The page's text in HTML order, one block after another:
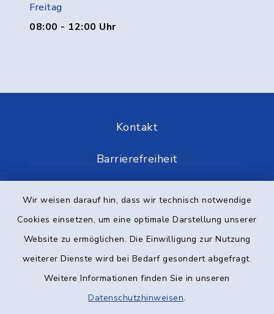
Wir weisen darauf hin, dass wir technisch notwendige
Cookies einsetzen, um eine optimale Darstellung unserer
Website zu ermöglichen. Die Einwilligung zur Nutzung
weiterer Dienste wird bei Bedarf gesondert abgefragt.
Weitere Informationen finden Sie in unseren
Datenschutzhinweisen.
Freitag
08:00 - 12:00 Uhr
Kontakt
Barrierefreiheit
Impressum
Elektronische Kommunikation
Sitemap